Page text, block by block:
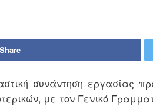
Share
συνάντηση εργασίας
με τον Γενικό